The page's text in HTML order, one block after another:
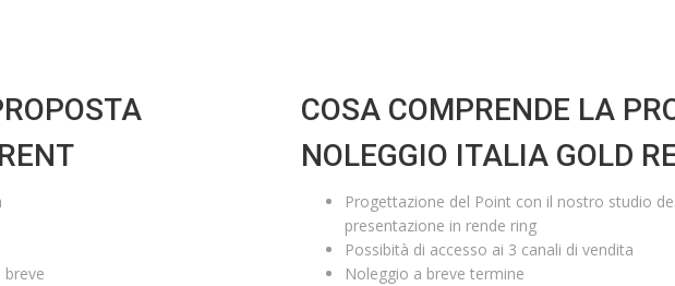
COSA COMPRENDE LA
NOLEGGIO ITALIA GOLD
Progettazione del Point con il nostro studio
presentazione in rende ring
Possibità di accesso ai 3 canali di vendita
Noleggio a breve termine